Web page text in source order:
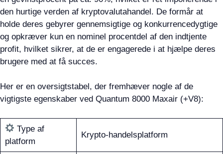
den hurtige verden af kryptovalutahandel. De formår at
holde deres gebyrer gennemsigtige og konkurrencedygtige
og opkræver kun en nominel procentdel af den indtjente
profit, hvilket sikrer, at de er engagerede i at hjælpe deres
brugere med at få succes.
Her er en oversigtstabel, der fremhæver nogle af de
vigtigste egenskaber ved Quantum 8000 Maxair (+V8):
Type af
platform
Krypto-handelsplatform